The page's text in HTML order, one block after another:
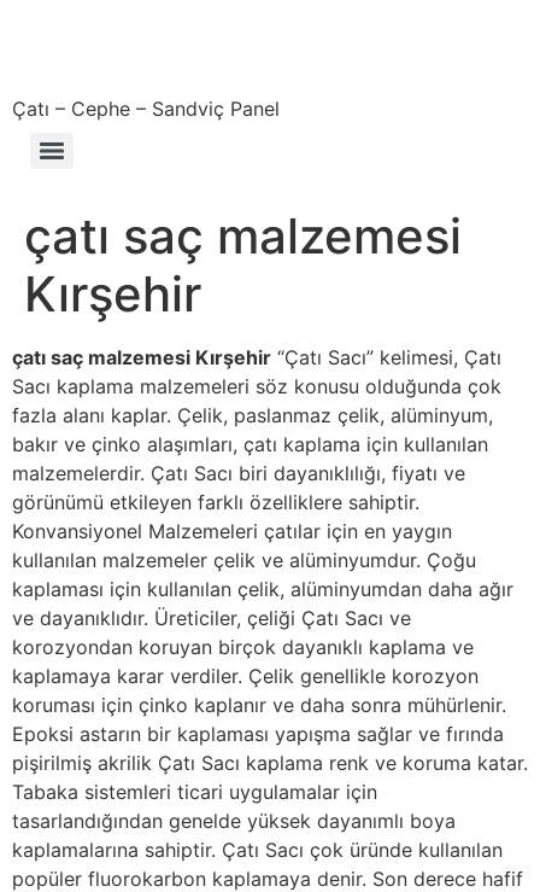
Çatı – Cephe – Sandviç Panel
çatı saç malzemesi
Kırşehir
çatı saç malzemesi Kırşehir “Çatı Sacı” kelimesi, Çatı
Sacı kaplama malzemeleri söz konusu olduğunda çok
fazla alanı kaplar. Çelik, paslanmaz çelik, alüminyum,
bakır ve çinko alaşımları, çatı kaplama için kullanılan
malzemelerdir. Çatı Sacı biri dayanıklılığı, fiyatı ve
görünümü etkileyen farklı özelliklere sahiptir.
Konvansiyonel Malzemeleri çatılar için en yaygın
kullanılan malzemeler çelik ve alüminyumdur. Çoğu
kaplaması için kullanılan çelik, alüminyumdan daha ağır
ve dayanıklıdır. Üreticiler, çeliği Çatı Sacı ve
korozyondan koruyan birçok dayanıklı kaplama ve
kaplamaya karar verdiler. Çelik genellikle korozyon
koruması için çinko kaplanır ve daha sonra mühürlenir.
Epoksi astarın bir kaplaması yapışma sağlar ve fırında
pişirilmiş akrilik Çatı Sacı kaplama renk ve koruma katar.
Tabaka sistemleri ticari uygulamalar için
tasarlandığından genelde yüksek dayanımlı boya
kaplamalarına sahiptir. Çatı Sacı çok üründe kullanılan
popüler fluorokarbon kaplamaya denir. Son derece hafif